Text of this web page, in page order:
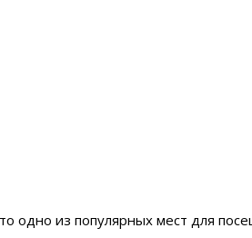
одно из популярных мест для